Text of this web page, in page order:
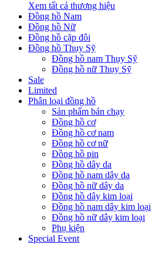
Xem tất cả thương hiệu
Đồng hồ Nam
Đồng hồ Nữ
Đồng hồ cặp đôi
Đồng hồ Thụy Sỹ
Đồng hồ nam Thụy Sỹ
Đồng hồ nữ Thụy Sỹ
Sale
Limited
Phân loại đồng hồ
Sản phẩm bán chạy
Đồng hồ cơ
Đồng hồ cơ nam
Đồng hồ cơ nữ
Đồng hồ pin
Đồng hồ dây da
Đồng hồ nam dây da
Đồng hồ nữ dây da
Đồng hồ dây kim loại
Đồng hồ nam dây kim loại
Đồng hồ nữ dây kim loại
Phụ kiện
Special Event